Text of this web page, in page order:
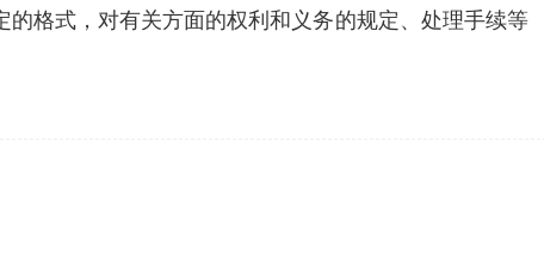
格式，对有关方面的权利和义务的规定、处理手续等